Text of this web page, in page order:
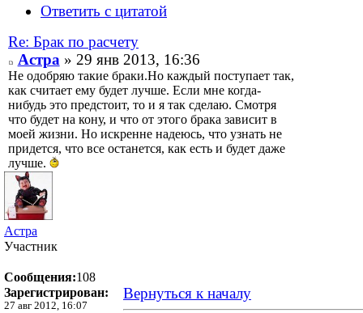
Ответить с цитатой
Re: Брак по расчету
Астра» 29 янв 2013, 16:36
Не одобряю такие браки.Но каждый поступает так,
как считает ему будет лучше. Если мне когда-
нибудь это предстоит, то и я так сделаю. Смотря
что будет на кону, и что от этого брака зависит в
моей жизни. Но искренне надеюсь, что узнать не
придется, что все останется, как есть и будет даже
лучше.
Астра
Участник
Сообщения:108
Зарегистрирован:
27 авг 2012, 16:07
Вернуться к началу